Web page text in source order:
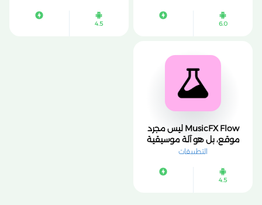
6.0
4.5
MusicFX Flow ليس مجرد
موقع، بل هو آلة موسيقية
للمستقبل. إنه يكسر حاجز
التطبيقات
4.5